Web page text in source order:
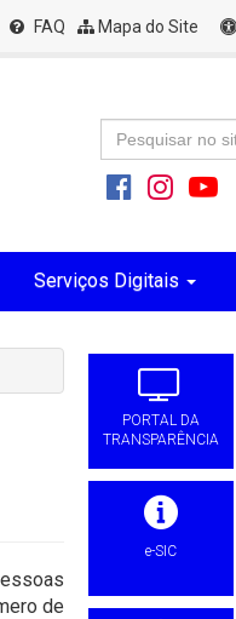
FAQ Mapa do Site
Serviços Digitais
de
PORTAL DA
TRANSPARÊNCIA
e-SIC